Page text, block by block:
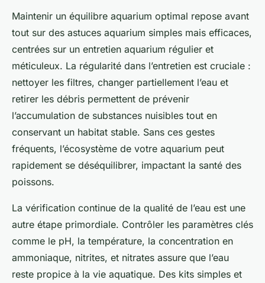
Maintenir un équilibre aquarium optimal repose avant
tout sur des astuces aquarium simples mais efficaces,
centrées sur un entretien aquarium régulier et
méticuleux. La régularité dans l’entretien est cruciale :
nettoyer les filtres, changer partiellement l’eau et
retirer les débris permettent de prévenir
l’accumulation de substances nuisibles tout en
conservant un habitat stable. Sans ces gestes
fréquents, l’écosystème de votre aquarium peut
rapidement se déséquilibrer, impactant la santé des
poissons.
La vérification continue de la qualité de l’eau est une
autre étape primordiale. Contrôler les paramètres clés
comme le pH, la température, la concentration en
ammoniaque, nitrites, et nitrates assure que l’eau
reste propice à la vie aquatique. Des kits simples et